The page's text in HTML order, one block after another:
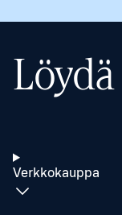
Löydä
Verkkokauppa